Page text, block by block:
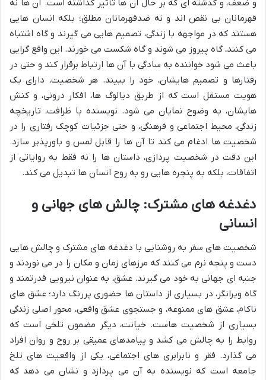
و ضعف، و گذشته ای که بر حال آن ها تأثیر گذاشته است. آن ها نه
قهرمانان بی نقص اند و نه ضدقهرمانان مطلق؛ بلکه انسان هایی
هستند که در مواجهه با زندگی، تصمیم هایی می گیرند و گاه اشتباه
می کنند، گاه پیروز می شوند و گاه شکست می خورند. این واقع گرایی
باعث می شود خواننده به سادگی با آن ها ارتباط برقرار کند و حتی در
رفتارها و تصمیم هایشان، خود را ببیند. هر شخصیت، دارای یک
هویت مستقل است که از طریق دیالوگ ها، افکار درونی، و کنش
هایشان، به وضوح نمایان می شود. نویسنده با ظرافت، تاریخچه
زندگی، محیط اجتماعی و فرهنگی، و حتی جزئیات کوچک رفتاری را در
شخصیت ها ادغام می کند تا آن ها را قابل لمس و باورپذیر سازد.
این دقت در شخصیت پردازی، داستان ها را نه فقط به روایاتی از
اتفاقات، بلکه به پنجره هایی رو به روح انسان ها تبدیل می کند.
دغدغه های مشترک: چالش های جهانی و
انسانی
شخصیت های سفر به روشنایی با دغدغه های مشترک و چالش هایی
دست و پنجه نرم می کنند که مرزهای زمان و مکان را در می نوردند و
جنبه ای جهانی به خود می گیرند. عشق، به عنوان نیرویی قدرتمند و
گاه ویرانگر، در بسیاری از داستان ها حضوری پررنگ دارد؛ عشق های
ناکام، عشق های ممنوعه، و جستجوی عشق واقعی، محور اصلی زندگی
بسیاری از شخصیت هاست. خیانت، دیگر مضمون تلخی است که
روابط را به چالش می کشد و پیامدهای عمیقی بر روح و روان افراد
می گذارد. فقر و نابرابری های اجتماعی، یکی از واقعیت های تلخ
جامعه است که نویسنده به آن می پردازد و نشان می دهد که